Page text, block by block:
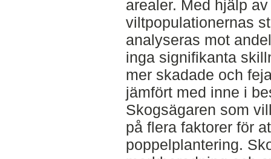
arealer. Med hjälp
viltpopulationernas
analyseras mot
inga signifikanta
mer skadade och
jämfört med inne i
Skogsägaren som
på flera faktorer för
poppelplantering.